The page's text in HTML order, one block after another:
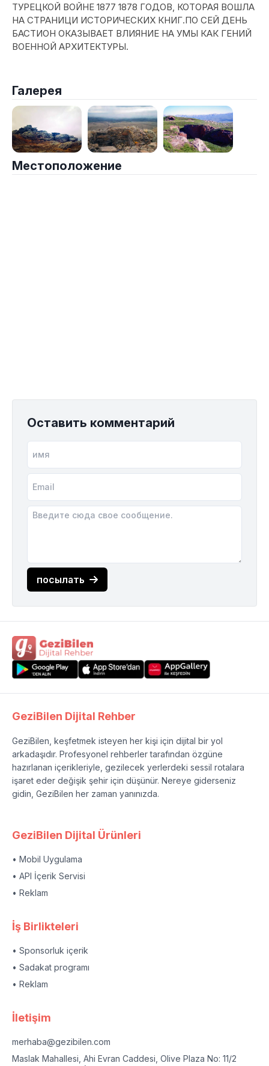
ТУРЕЦКОЙ ВОЙНЕ 1877 1878 ГОДОВ, КОТОРАЯ ВОШЛА
НА СТРАНИЦИ ИСТОРИЧЕСКИХ КНИГ.ПО СЕЙ ДЕНЬ
БАСТИОН ОКАЗЫВАЕТ ВЛИЯНИЕ НА УМЫ КАК ГЕНИЙ
ВОЕННОЙ АРХИТЕКТУРЫ.
Галерея
Местоположение
Оставить комментарий
посылать
GeziBilen Dijital Rehber
GeziBilen, keşfetmek isteyen her kişi için dijital bir yol
arkadaşıdır. Profesyonel rehberler tarafından özgüne
hazırlanan içerikleriyle, gezilecek yerlerdeki sessil rotalara
işaret eder değişik şehir için düşünür. Nereye giderseniz
gidin, GeziBilen her zaman yanınızda.
GeziBilen Dijital Ürünleri
• Mobil Uygulama
• API İçerik Servisi
• Reklam
İş Birlikteleri
• Sponsorluk içerik
• Sadakat programı
• Reklam
İletişim
merhaba@gezibilen.com
Maslak Mahallesi, Ahi Evran Caddesi, Olive Plaza No: 11/2